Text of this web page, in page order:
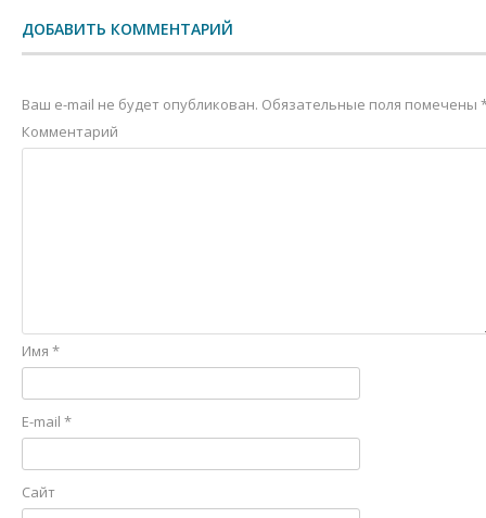
ДОБАВИТЬ КОММЕНТАРИЙ
Ваш e-mail не будет опубликован. Обязательные поля помечены
Комментарий
Имя *
E-mail *
Сайт